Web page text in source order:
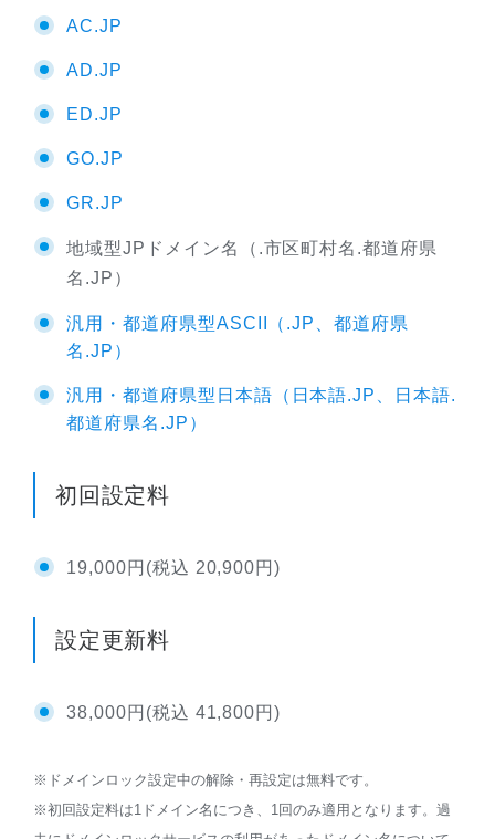
AC.JP
AD.JP
ED.JP
GO.JP
GR.JP
地域型JPドメイン名（.市区町村名.都道府県
名.JP）
汎用・都道府県型ASCII（.JP、都道府県
名.JP）
汎用・都道府県型日本語（日本語.JP、日本語.
都道府県名.JP）
初回設定料
19,000円(税込 20,900円)
設定更新料
38,000円(税込 41,800円)
※ドメインロック設定中の解除・再設定は無料です。
※初回設定料は1ドメイン名につき、1回のみ適用となります。過